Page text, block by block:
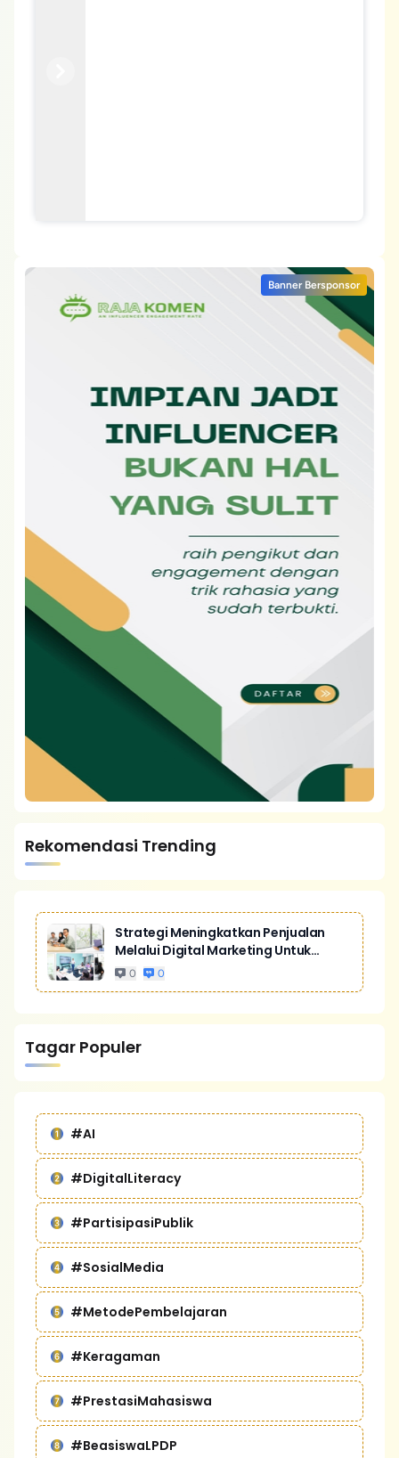
Banner Bersponsor
Rekomendasi Trending
Strategi Meningkatkan Penjualan
Melalui Digital Marketing Untuk
Bisnis Yang Lebih Kompetitif
0 0
Tagar Populer
#AI
#DigitalLiteracy
#PartisipasiPublik
#SosialMedia
#MetodePembelajaran
#Keragaman
#PrestasiMahasiswa
#BeasiswaLPDP